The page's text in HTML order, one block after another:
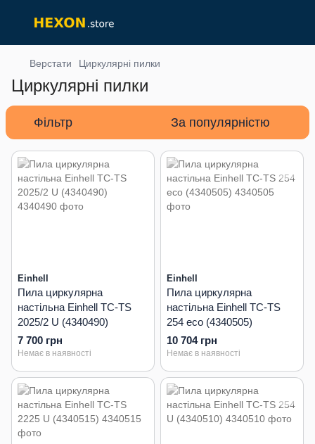
Верстати Циркулярні пилки
Циркулярні пилки
Фільтр За популярністю
Einhell
Пила циркулярна
настільна Einhell TC-TS
2025/2 U (4340490)
7 700 грн
Немає в наявності
Einhell
Пила циркулярна
настільна Einhell TC-TS
254 eco (4340505)
10 704 грн
Немає в наявності